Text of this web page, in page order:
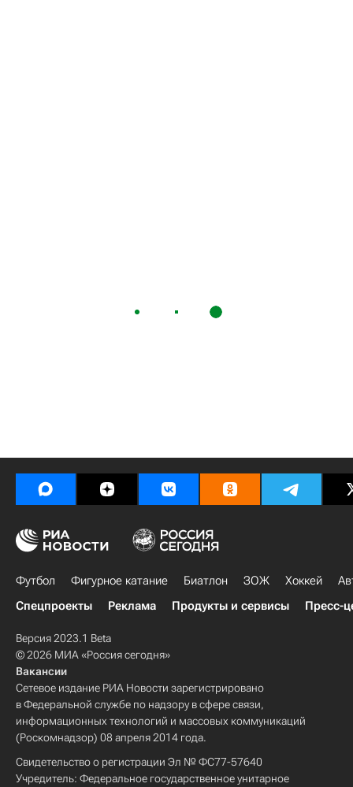
Футбол Фигурное катание Биатлон ЗОЖ Хоккей
Спецпроекты
Реклама Продукты и сервисы Пресс-
Версия 2023.1 Beta
© 2026 МИА «Россия сегодня»
Вакансии
Сетевое издание РИА Новости зарегистрировано
в Федеральной службе по надзору в сфере связи,
информационных технологий и массовых коммуникаций
(Роскомнадзор) 08 апреля 2014 года.
Свидетельство о регистрации Эл № ФС77-57640
Учредитель: Федеральное государственное унитарное